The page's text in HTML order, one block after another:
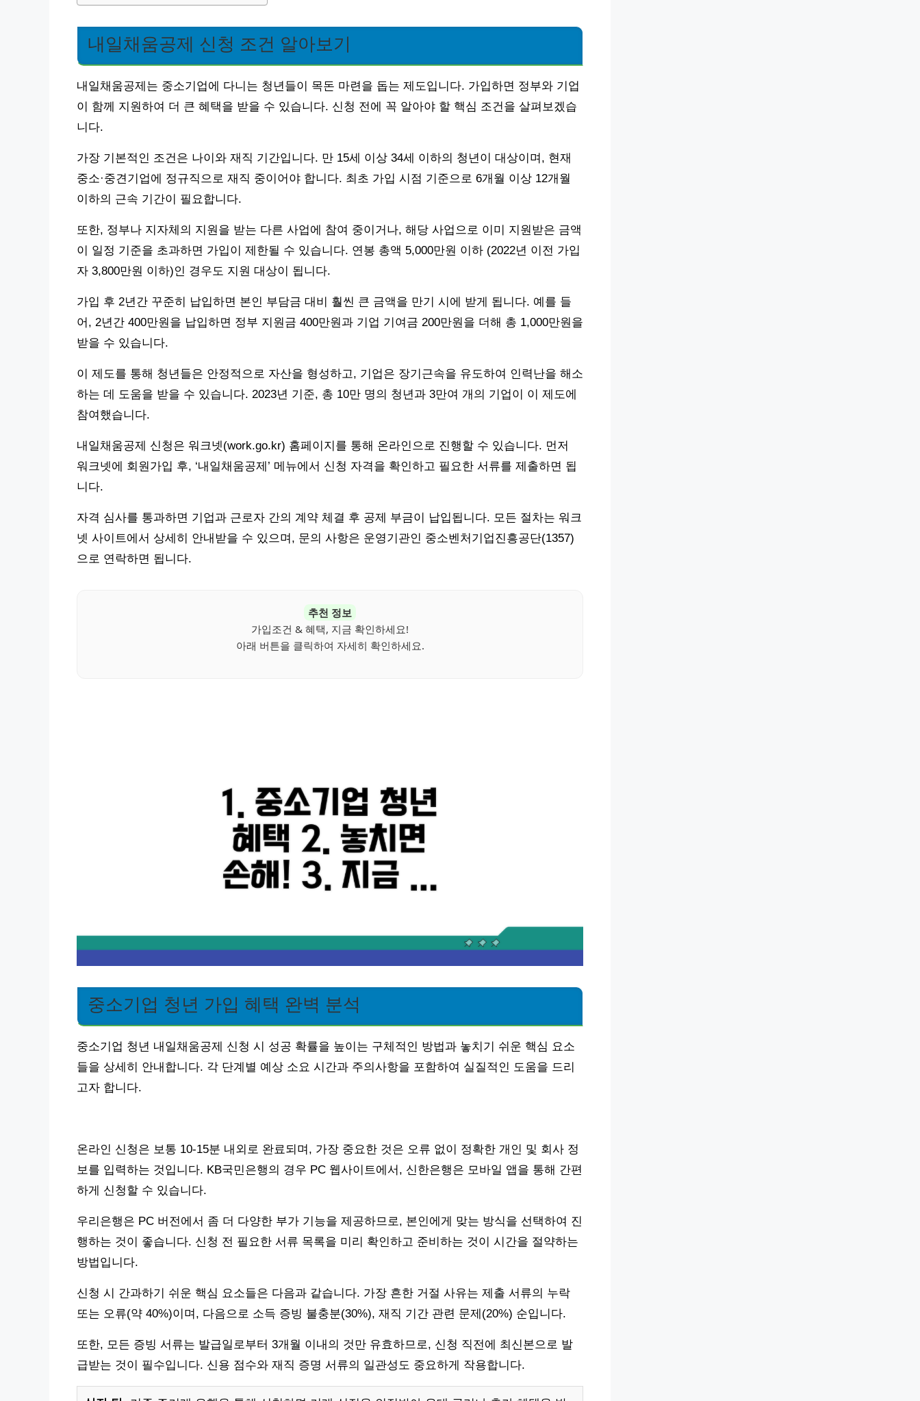
내일채움공제 신청 조건 알아보기
내일채움공제는 중소기업에 다니는 청년들이 목돈 마련을 돕는 제도입니다. 가입하면 정부와 기업
이 함께 지원하여 더 큰 혜택을 받을 수 있습니다. 신청 전에 꼭 알아야 할 핵심 조건을 살펴보겠습
니다.
가장 기본적인 조건은 나이와 재직 기간입니다. 만 15세 이상 34세 이하의 청년이 대상이며, 현재
중소·중견기업에 정규직으로 재직 중이어야 합니다. 최초 가입 시점 기준으로 6개월 이상 12개월
이하의 근속 기간이 필요합니다.
또한, 정부나 지자체의 지원을 받는 다른 사업에 참여 중이거나, 해당 사업으로 이미 지원받은 금액
이 일정 기준을 초과하면 가입이 제한될 수 있습니다. 연봉 총액 5,000만원 이하 (2022년 이전 가입
자 3,800만원 이하)인 경우도 지원 대상이 됩니다.
가입 후 2년간 꾸준히 납입하면 본인 부담금 대비 훨씬 큰 금액을 만기 시에 받게 됩니다. 예를 들
어, 2년간 400만원을 납입하면 정부 지원금 400만원과 기업 기여금 200만원을 더해 총 1,000만원을
받을 수 있습니다.
이 제도를 통해 청년들은 안정적으로 자산을 형성하고, 기업은 장기근속을 유도하여 인력난을 해소
하는 데 도움을 받을 수 있습니다. 2023년 기준, 총 10만 명의 청년과 3만여 개의 기업이 이 제도에
참여했습니다.
내일채움공제 신청은 워크넷(work.go.kr) 홈페이지를 통해 온라인으로 진행할 수 있습니다. 먼저
워크넷에 회원가입 후, ‘내일채움공제’ 메뉴에서 신청 자격을 확인하고 필요한 서류를 제출하면 됩
니다.
자격 심사를 통과하면 기업과 근로자 간의 계약 체결 후 공제 부금이 납입됩니다. 모든 절차는 워크
넷 사이트에서 상세히 안내받을 수 있으며, 문의 사항은 운영기관인 중소벤처기업진흥공단(1357)
으로 연락하면 됩니다.
추천 정보
가입조건 & 혜택, 지금 확인하세요!
아래 버튼을 클릭하여 자세히 확인하세요.
중소기업 청년 가입 혜택 완벽 분석
중소기업 청년 내일채움공제 신청 시 성공 확률을 높이는 구체적인 방법과 놓치기 쉬운 핵심 요소
들을 상세히 안내합니다. 각 단계별 예상 소요 시간과 주의사항을 포함하여 실질적인 도움을 드리
고자 합니다.
온라인 신청은 보통 10-15분 내외로 완료되며, 가장 중요한 것은 오류 없이 정확한 개인 및 회사 정
보를 입력하는 것입니다. KB국민은행의 경우 PC 웹사이트에서, 신한은행은 모바일 앱을 통해 간편
하게 신청할 수 있습니다.
우리은행은 PC 버전에서 좀 더 다양한 부가 기능을 제공하므로, 본인에게 맞는 방식을 선택하여 진
행하는 것이 좋습니다. 신청 전 필요한 서류 목록을 미리 확인하고 준비하는 것이 시간을 절약하는
방법입니다.
신청 시 간과하기 쉬운 핵심 요소들은 다음과 같습니다. 가장 흔한 거절 사유는 제출 서류의 누락
또는 오류(약 40%)이며, 다음으로 소득 증빙 불충분(30%), 재직 기간 관련 문제(20%) 순입니다.
또한, 모든 증빙 서류는 발급일로부터 3개월 이내의 것만 유효하므로, 신청 직전에 최신본으로 발
급받는 것이 필수입니다. 신용 점수와 재직 증명 서류의 일관성도 중요하게 작용합니다.